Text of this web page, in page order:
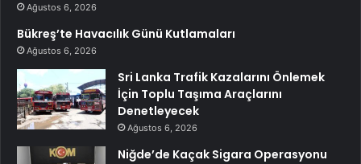
Ağustos 6, 2026
Bükreş’te Havacılık Günü Kutlamaları
Ağustos 6, 2026
Sri Lanka Trafik Kazalarını Önlemek
İçin Toplu Taşıma Araçlarını
Denetleyecek
Ağustos 6, 2026
Niğde’de Kaçak Sigara Operasyonu